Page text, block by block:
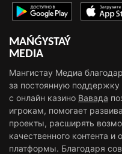
MAŃǴYSTAÝ
MEDIA
Мангистау Медиа
за постоянную
с онлайн казино Вавада
игрокам, помогает
проекты, расширять
качественного контента и
платформы. Благодаря